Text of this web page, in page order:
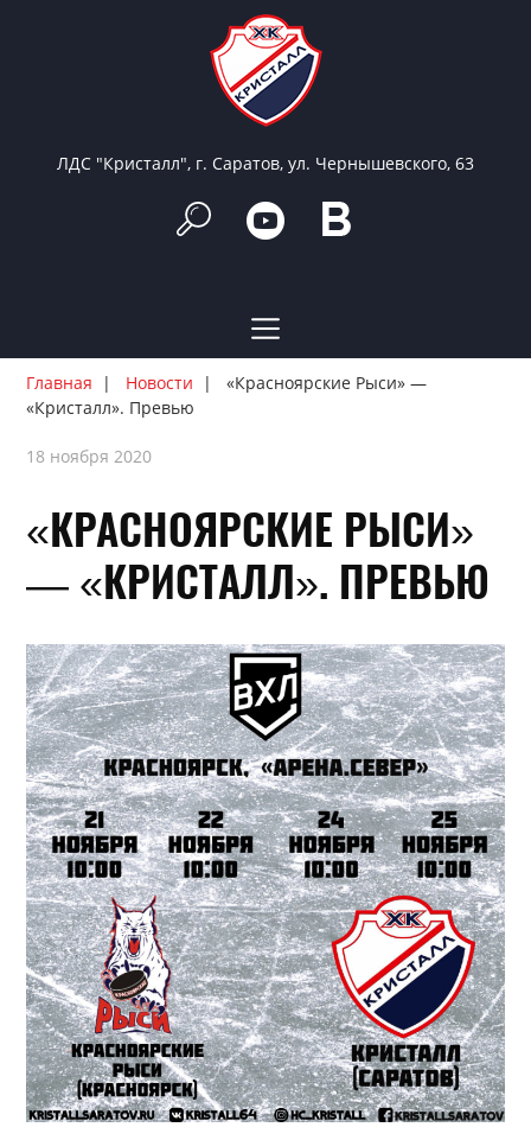
ЛДС "Кристалл", г. Саратов, ул. Чернышевского, 63
Главная Новости
«Красноярские Рыси» —
«Кристалл». Превью
18 ноября 2020
«КРАСНОЯРСКИЕ РЫСИ»
— «КРИСТАЛЛ». ПРЕВЬЮ